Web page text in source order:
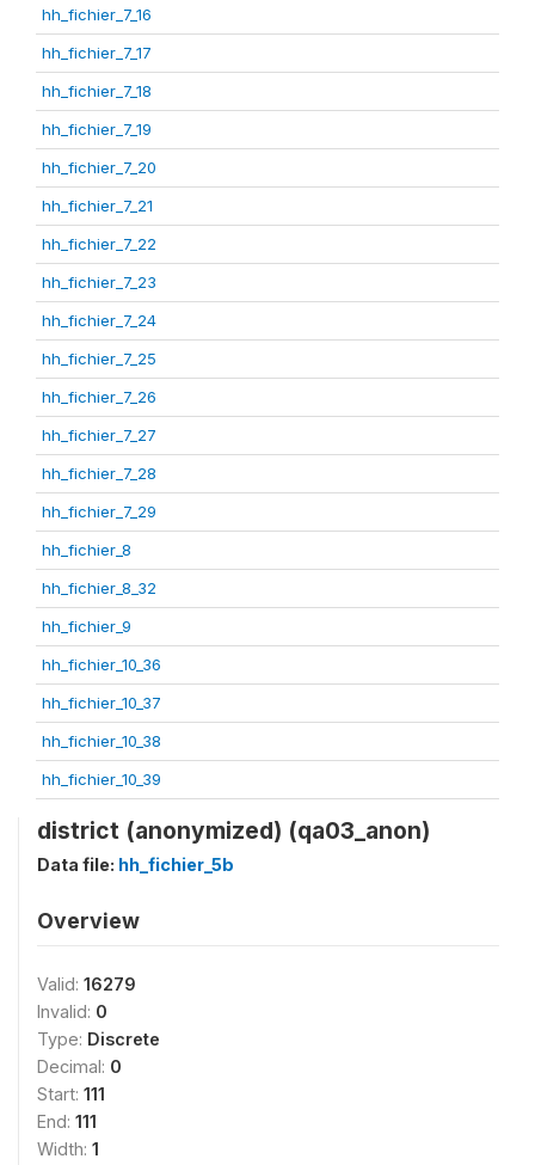
hh_fichier_7_16
hh_fichier_7_17
hh_fichier_7_18
hh_fichier_7_19
hh_fichier_7_20
hh_fichier_7_21
hh_fichier_7_22
hh_fichier_7_23
hh_fichier_7_24
hh_fichier_7_25
hh_fichier_7_26
hh_fichier_7_27
hh_fichier_7_28
hh_fichier_7_29
hh_fichier_8
hh_fichier_8_32
hh_fichier_9
hh_fichier_10_36
hh_fichier_10_37
hh_fichier_10_38
hh_fichier_10_39
district (anonymized) (qa03_anon)
Data file: hh_fichier_5b
Overview
Valid: 16279
Invalid: 0
Type: Discrete
Decimal: 0
Start: 111
End: 111
Width: 1